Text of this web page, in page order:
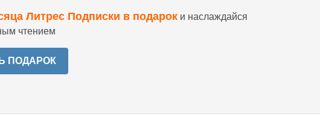
Литрес Подписки в подарок и наслаждайся
чтением
ПОДАРОК